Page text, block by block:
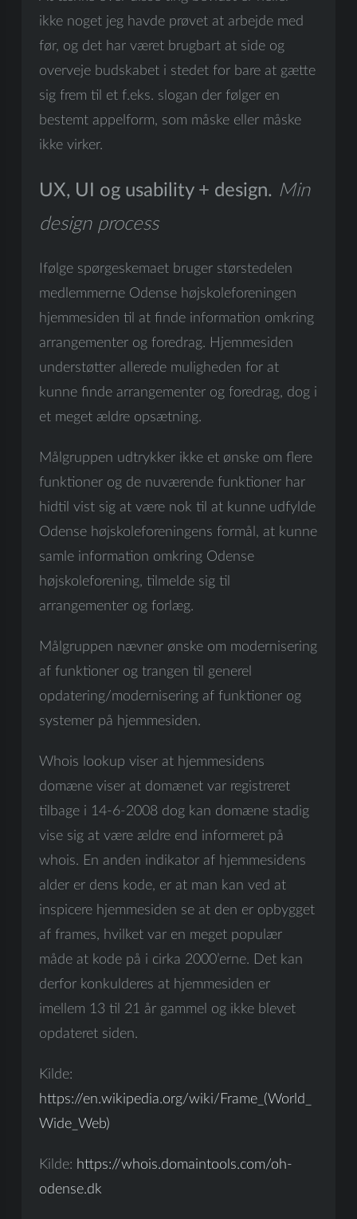
ikke noget jeg havde prøvet at arbejde med
før, og det har været brugbart at side og
overveje budskabet i stedet for bare at gætte
sig frem til et f.eks. slogan der følger en
bestemt appelform, som måske eller måske
ikke virker.
UX, UI og usability + design. Min
design process
Ifølge spørgeskemaet bruger størstedelen
medlemmerne Odense højskoleforeningen
hjemmesiden til at finde information omkring
arrangementer og foredrag. Hjemmesiden
understøtter allerede muligheden for at
kunne finde arrangementer og foredrag, dog i
et meget ældre opsætning.
Målgruppen udtrykker ikke et ønske om flere
funktioner og de nuværende funktioner har
hidtil vist sig at være nok til at kunne udfylde
Odense højskoleforeningens formål, at kunne
samle information omkring Odense
højskoleforening, tilmelde sig til
arrangementer og forlæg.
Målgruppen nævner ønske om modernisering
af funktioner og trangen til generel
opdatering/modernisering af funktioner og
systemer på hjemmesiden.
Whois lookup viser at hjemmesidens
domæne viser at domænet var registreret
tilbage i 14-6-2008 dog kan domæne stadig
vise sig at være ældre end informeret på
whois. En anden indikator af hjemmesidens
alder er dens kode, er at man kan ved at
inspicere hjemmesiden se at den er opbygget
af frames, hvilket var en meget populær
måde at kode på i cirka 2000’erne. Det kan
derfor konkulderes at hjemmesiden er
imellem 13 til 21 år gammel og ikke blevet
opdateret siden.
Kilde:
https://en.wikipedia.org/wiki/Frame_(World_
Wide_Web)
Kilde: https://whois.domaintools.com/oh-
odense.dk